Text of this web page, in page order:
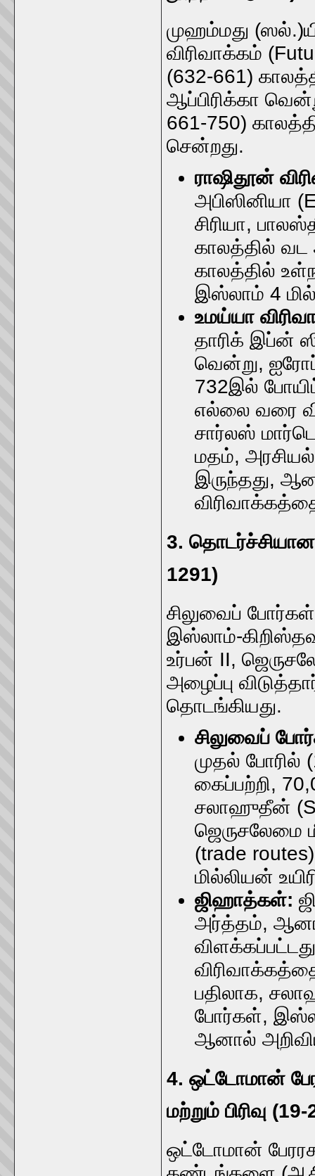
முஹம்மது
விரிவாக்கம்
(632-661)
ஆப்பிரிக்கா
661-750)
சென்றது.
ராஷிதூன்
அபிஸினியா
சிரியா,
காலத்தில் வட
காலத்தில்
இஸ்லாம் 4
உமய்யா
தாரிக் இப்ன்
வென்று,
732இல்
எல்லை வரை
சார்லஸ்
மதம்,
இருந்தது,
3.
1291)
சிலுவைப்
இஸ்லாம்-
உர்பன் II,
அழைப்பு
தொடங்கியது.
சிலுவைப்
முதல் போரில்
கைப்பற்றி,
சலாஹுதீன்
ஜெருசலேமை
(trade
மில்லியன்
ஜிஹாத்கள்:
அர்த்தம்,
பதிலாக,
போர்கள்,
ஆனால்
4. ஒட்டோமான்
மற்றும் பிரிவு
ஒட்டோமான்